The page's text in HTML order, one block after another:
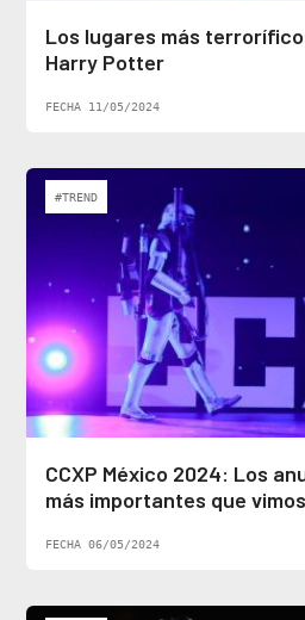
Los lugares más
Harry Potter
FECHA 11/05/2024
#TREND
CCXP México 2024: Los
más importantes que vimos
FECHA 06/05/2024